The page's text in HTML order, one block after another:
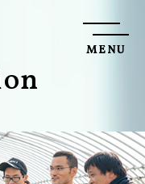
MENU
on